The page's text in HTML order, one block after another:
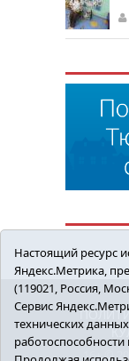
16+ ©
Настоящий ресурс
Яндекс.Метрика,
(119021, Россия,
Сервис
технических